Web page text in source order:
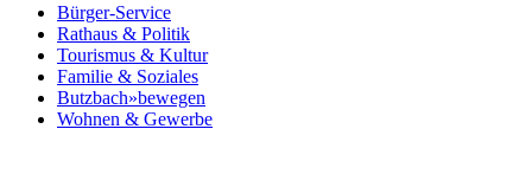
Bürger-Service
Rathaus & Politik
Tourismus & Kultur
Familie & Soziales
Butzbach»bewegen
Wohnen & Gewerbe